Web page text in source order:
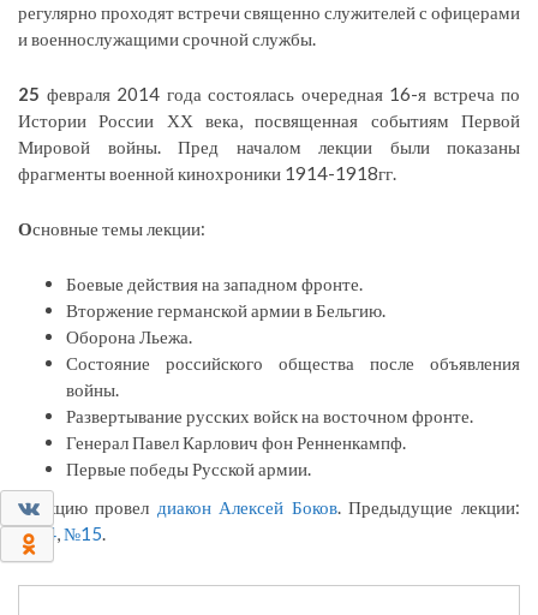
0
0
регулярно проходят встречи священно служителей с офицерами
и военнослужащими срочной службы.
25 февраля 2014 года состоялась очередная 16-я встреча по
Истории России ХХ века, посвященная событиям Первой
Мировой войны. Пред началом лекции были показаны
фрагменты военной кинохроники 1914-1918гг.
Основные темы лекции:
Боевые действия на западном фронте.
Вторжение германской армии в Бельгию.
Оборона Льежа.
Состояние российского общества после объявления
войны.
Развертывание русских войск на восточном фронте.
Генерал Павел Карлович фон Ренненкампф.
Первые победы Русской армии.
Лекцию провел диакон Алексей Боков. Предыдущие лекции:
№14,№15.